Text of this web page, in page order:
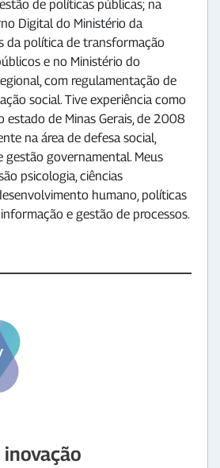
de políticas públicas; na
Digital do Ministério da
da política de transformação
e no Ministério do
com regulamentação de
social. Tive experiência como
estado de Minas Gerais, de 2008
na área de defesa social,
gestão governamental. Meus
psicologia, ciências
humano, políticas
e gestão de processos.